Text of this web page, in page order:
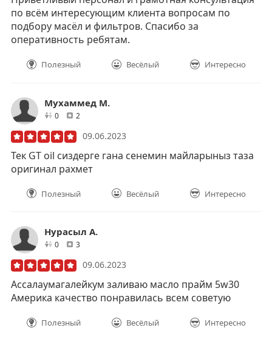
по всём интересующим клиента вопросам по
подбору масёл и фильтров. Спасибо за
оперативность ребятам.
Полезный Весёлый Интересно
Мухаммед М.
0друзей
2
09.06.2023
Тек GT oil сиздерге гана сенемин майларыныз таза
оригинал рахмет
Полезный Весёлый Интересно
Нурасыл А.
0друзей
3отзывов
09.06.2023
Ассалаумагалейкум заливаю масло прайм 5w30
Америка качество понравилась всем советую
Полезный Весёлый Интересно